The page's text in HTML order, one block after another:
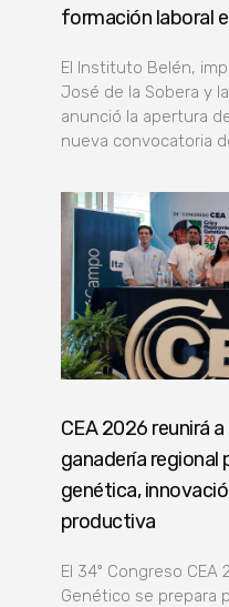
formación laboral
El Instituto Belén,
José de la Sobera y
anunció la apertura
nueva convocatoria
CEA 2026 reunirá
ganadería regional
genética,
productiva
El 34º Congreso CEA
Genético se prepara